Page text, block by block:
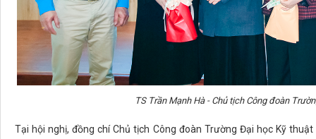
TS Trần Mạnh Hà - Chủ tịch Công đoàn
Tại hội nghị, đồng chí Chủ tịch Công đoàn Trường Đại học Kỹ